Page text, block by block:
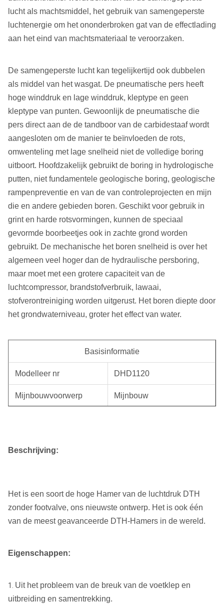
lucht als machtsmiddel, het gebruik van samengeperste
luchtenergie om het ononderbroken gat van de effectlading
aan het eind van machtsmateriaal te veroorzaken.
De samengeperste lucht kan tegelijkertijd ook dubbelen
als middel van het wasgat. De pneumatische pers heeft
hoge winddruk en lage winddruk, kleptype en geen
kleptype van punten. Gewoonlijk de pneumatische die
pers direct aan de de tandboor van de carbidestaaf wordt
aangesloten om de manier te beïnvloeden de rots,
omwenteling met lage snelheid niet de volledige boring
uitboort. Hoofdzakelijk gebruikt de boring in hydrologische
putten, niet fundamentele geologische boring, geologische
rampenpreventie en van de van controleprojecten en mijn
die en andere gebieden boren. Geschikt voor gebruik in
grint en harde rotsvormingen, kunnen de speciaal
gevormde boorbeetjes ook in zachte grond worden
gebruikt. De mechanische het boren snelheid is over het
algemeen veel hoger dan de hydraulische persboring,
maar moet met een grotere capaciteit van de
luchtcompressor, brandstofverbruik, lawaai,
stofverontreiniging worden uitgerust. Het boren diepte door
het grondwaterniveau, groter het effect van water.
Basisinformatie
Modelleer nr DHD1120
Mijnbouwvoorwerp Mijnbouw
Beschrijving:
Het is een soort de hoge Hamer van de luchtdruk DTH
zonder footvalve, ons nieuwste ontwerp. Het is ook één
van de meest geavanceerde DTH-Hamers in de wereld.
Eigenschappen:
1. Uit het probleem van de breuk van de voetklep en
uitbreiding en samentrekking.